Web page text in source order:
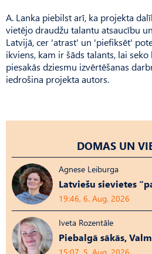
A. Lanka piebilst arī, ka projekta
vietējo draudžu talantu atsaucību
Latvijā, cer 'atrast' un 'piefiksēt'
ikviens, kam ir šāds talants, lai
piesakās dziesmu izvērtēšanas
iedrošina projekta autors.
DOMAS UN
Agnese Leiburga
Latviešu sievietes
19:46, 6. Aug, 2026
Iveta Rozentāle
Piebalgā sākās,